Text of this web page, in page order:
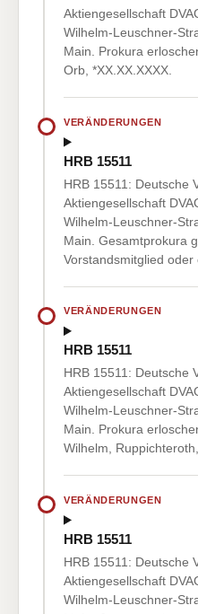
Aktiengesellschaft
Wilhelm-Leuschner-
Main. Prokura
Orb, *XX.XX.XXXX.
VERÄNDERUNGEN
HRB 15511
HRB 15511: Deutsche
Aktiengesellschaft
Wilhelm-Leuschner-
Main. Gesamtprokura
Vorstandsmitglied oder
VERÄNDERUNGEN
HRB 15511
HRB 15511: Deutsche
Aktiengesellschaft
Wilhelm-Leuschner-
Main. Prokura
Wilhelm,
VERÄNDERUNGEN
HRB 15511
HRB 15511: Deutsche
Aktiengesellschaft
Wilhelm-Leuschner-